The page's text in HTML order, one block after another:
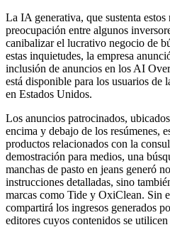
La IA generativa, que sustenta estos
preocupación entre algunos
canibalizar el lucrativo negocio de
estas inquietudes, la empresa
inclusión de anuncios en los AI
está disponible para los usuarios
en Estados Unidos.
Los anuncios patrocinados,
encima y debajo de los resúmenes,
productos relacionados con la
demostración para medios, una
manchas de pasto en jeans generó
instrucciones detalladas, sino
marcas como Tide y OxiClean. Sin
compartirá los ingresos generados
editores cuyos contenidos se